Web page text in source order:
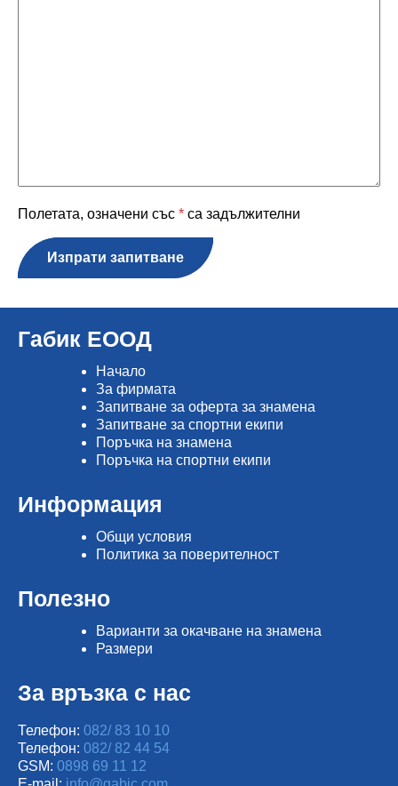
Полетата, означени със * са задължителни
Изпрати запитване
Габик ЕООД
Начало
Зa фирмата
Запитване за оферта за знамена
Запитване за спортни екипи
Поръчка на знамена
Поръчка на спортни екипи
Информация
Общи условия
Политика за поверителност
Полезно
Варианти за окачване на знамена
Размери
За връзка с нас
Телефон: 082/ 83 10 10
Телефон: 082/ 82 44 54
GSM: 0898 69 11 12